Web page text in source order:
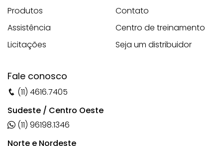
Produtos
Assistência
Licitações
Contato
Centro de treinamento
Seja um distribuidor
Fale conosco
(11) 4616.7405
Sudeste / Centro Oeste
(11) 96198.1346
Norte e Nordeste